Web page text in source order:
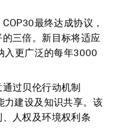
COP30最终达成协议，
三倍。新目标将适应
入更广泛的每年3000
过贝伦行动机制
力建设及知识共享。该
人权及环境权利条